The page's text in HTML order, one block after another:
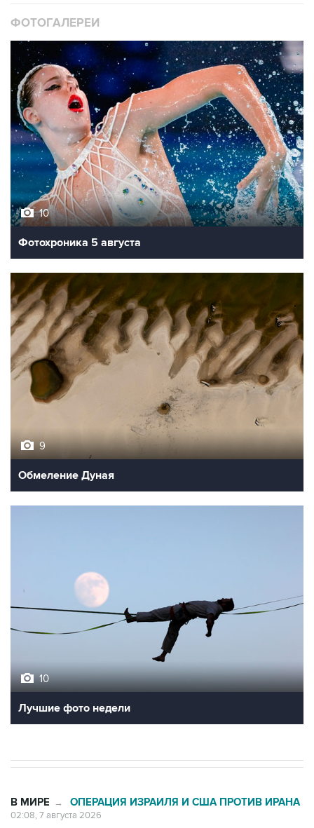
ФОТОГАЛЕРЕИ
10
Фотохроника 5 августа
9
Обмеление Дуная
10
Лучшие фото недели
В МИРЕ → ОПЕРАЦИЯ ИЗРАИЛЯ И США ПРОТИВ ИРАНА
02:08, 7 августа 2026